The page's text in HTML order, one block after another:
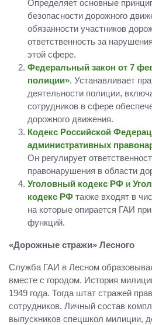
Определяет основные
безопасности дорожного
обязанности участников
ответственность за
этой сфере.
Федеральный закон от 7
полиции». Устанавливает
деятельности полиции,
сотрудников в сфере
дорожного движения.
Кодекс Российской
административных
Он регулирует
правонарушения в области
Уголовный кодекс РФ и
кодекс РФ также входят в
на которые опирается ГАИ
функций.
«Дорожные стражи» Лесного
Служба ГАИ в Лесном
вместе с городом. История
1949 года. Тогда штат стражей
сотрудников. Личный состав
выпускников спецшкол милиции,